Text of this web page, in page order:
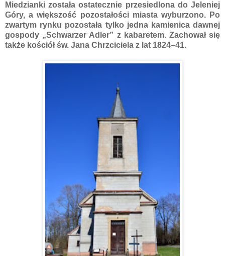
Miedzianki została ostatecznie przesiedlona do Jeleniej
Góry, a większość pozostałości miasta wyburzono. Po
zwartym rynku pozostała tylko jedna kamienica dawnej
gospody „Schwarzer Adler” z kabaretem. Zachował się
także kościół św. Jana Chrzciciela z lat 1824–41.